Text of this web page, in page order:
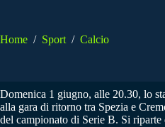
Home / Sport / Calcio
Domenica 1 giugno, alle 20.30, lo
alla gara di ritorno tra Spezia e
del campionato di Serie B. Si riparte